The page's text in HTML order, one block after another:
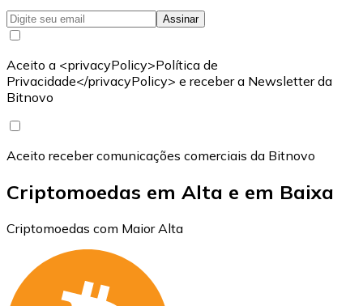
Assinar
Aceito a <privacyPolicy>Política de
Privacidade</privacyPolicy> e receber a Newsletter da
Bitnovo
Aceito receber comunicações comerciais da Bitnovo
Criptomoedas em Alta e em Baixa
Criptomoedas com Maior Alta